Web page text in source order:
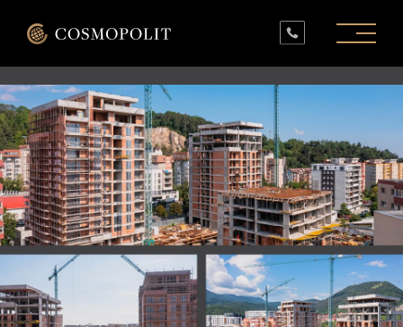
PROIECTE ÎN LUCRU
PROIECTE FINALIZATE
SPAȚII COMERCIALE
INFO
CONTACT